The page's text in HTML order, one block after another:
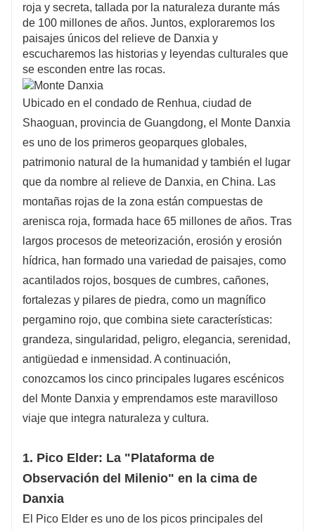
El Monte Danxia, ​​una maravilla geológica
mundial: Sus acantilados rojos y singulares
formaciones rocosas son incomparables a nivel
mundial, con una rica biodiversidad llena de
sorpresas, un profundo encanto cultural y
comienza un viaje extraordinario!
Estándar de catering: saboree las delicias locales.
Alojamiento Estándar: Hoteles locales de 4-5
estrellas.
Selección de atracciones: combinaciones flexibles y
diseño de itinerarios profesionales.
Estándar de transporte: múltiples opciones de
vehículos adaptadas a sus necesidades.
Actividades de entretenimiento: Experiencias
culturales locales inmersivas con guía acompañante.
¿Necesitas más ideas de rutas? ¡Contacta
roja y secreta, tallada por la naturaleza durante más
de 100 millones de años. Juntos, exploraremos los
paisajes únicos del relieve de Danxia y
escucharemos las historias y leyendas culturales que
se esconden entre las rocas.
Ubicado en el condado de Renhua, ciudad de
Shaoguan, provincia de Guangdong, el Monte Danxia
es uno de los primeros geoparques globales,
patrimonio natural de la humanidad y también el lugar
que da nombre al relieve de Danxia, ​​en China. Las
montañas rojas de la zona están compuestas de
arenisca roja, formada hace 65 millones de años. Tras
largos procesos de meteorización, erosión y erosión
hídrica, han formado una variedad de paisajes, como
acantilados rojos, bosques de cumbres, cañones,
fortalezas y pilares de piedra, como un magnífico
pergamino rojo, que combina siete características:
grandeza, singularidad, peligro, elegancia, serenidad,
antigüedad e inmensidad. A continuación,
conozcamos los cinco principales lugares escénicos
del Monte Danxia y emprendamos este maravilloso
viaje que integra naturaleza y cultura.
1. Pico Elder: La "Plataforma de
Observación del Milenio" en la cima de
Danxia
El Pico Elder es uno de los picos principales del